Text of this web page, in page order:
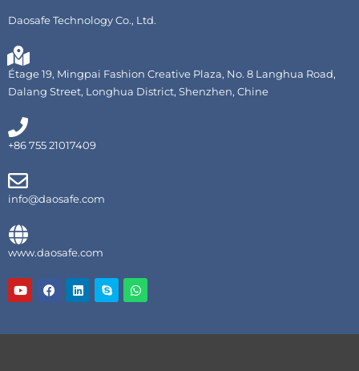
Daosafe Technology Co., Ltd.
Étage 19, Mingpai Fashion Creative Plaza, No. 8 Langhua Road,
Dalang Street, Longhua District, Shenzhen, Chine
+86 755 21017409
info@daosafe.com
www.daosafe.com
Y
o
u
F
a
b
L
i
e
S
k
e
W
h
s